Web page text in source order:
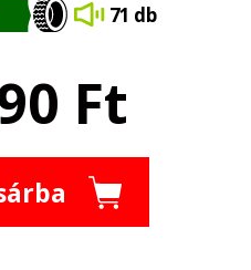
71 db
Ft